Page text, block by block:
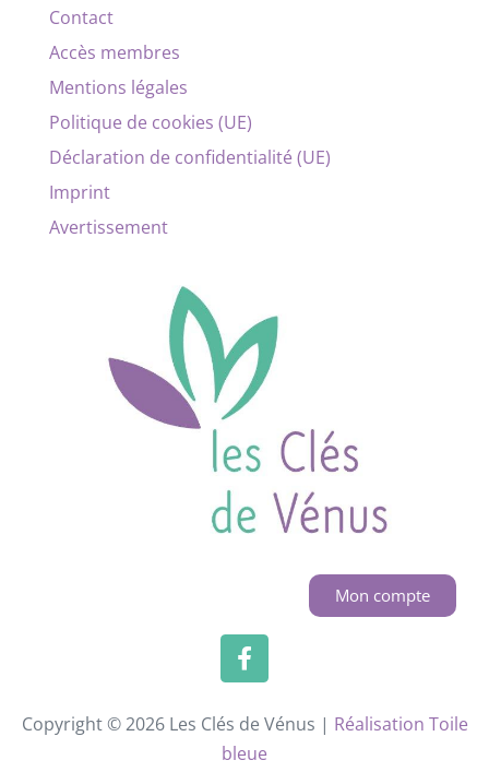
Contact
Accès membres
Mentions légales
Politique de cookies (UE)
Déclaration de confidentialité (UE)
Imprint
Avertissement
Mon compte
Copyright © 2026 Les Clés de Vénus | Réalisation Toile
bleue